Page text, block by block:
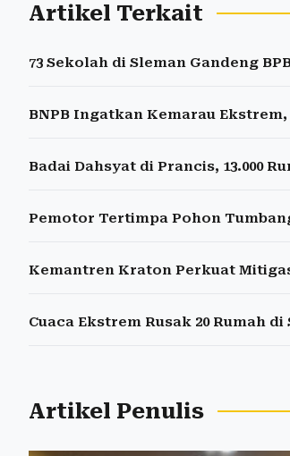
Artikel Terkait
73 Sekolah di Sleman Gandeng
BNPB Ingatkan Kemarau
Badai Dahsyat di Prancis, 13.000
Pemotor Tertimpa Pohon
Kemantren Kraton Perkuat
Cuaca Ekstrem Rusak 20 Rumah
Artikel Penulis